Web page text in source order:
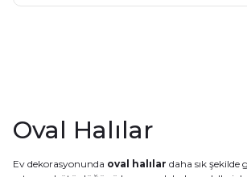
Oval Halılar
Ev dekorasyonunda oval halılar daha sık